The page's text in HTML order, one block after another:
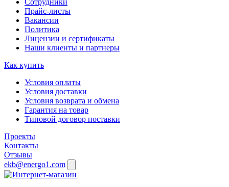
Сотрудники
Прайс-листы
Вакансии
Политика
Лицензии и сертификаты
Наши клиенты и партнеры
Как купить
Условия оплаты
Условия доставки
Условия возврата и обмена
Гарантия на товар
Типовой договор поставки
Проекты
Контакты
Отзывы
ekb@energo1.com